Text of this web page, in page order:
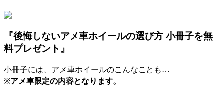
『後悔しないアメ車ホイールの選び方 小冊子を無
料プレゼント』
小冊子には、アメ車ホイールのこんなことも…
※アメ車限定の内容となります。